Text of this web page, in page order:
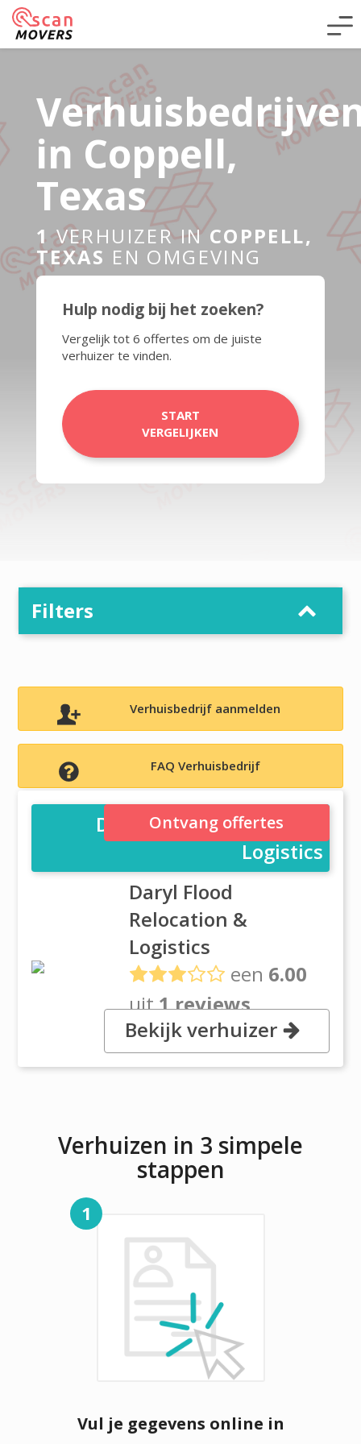
in Coppell,
Texas
1 VERHUIZER IN COPPELL,
TEXAS EN OMGEVING
Hulp nodig bij het zoeken?
Vergelijk tot 6 offertes om de juiste
verhuizer te vinden.
START
VERGELIJKEN
Filters
Verhuisbedrijf aanmelden
FAQ Verhuisbedrijf
Daryl Flood Relocation &
Logistics
Daryl Flood
Relocation &
Logistics
een 6.00
uit1 reviews
, 450 Airline Drive, Suite 100,
75019 Coppell, Texas
Ontvang offertes
Bekijk verhuizer
Verhuizen in 3 simpele
stappen
1
Vul je gegevens online in